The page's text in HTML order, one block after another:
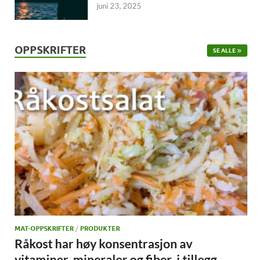
juni 23, 2025
OPPSKRIFTER SE ALLE
MAT-OPPSKRIFTER / PRODUKTER
Råkost har høy konsentrasjon av